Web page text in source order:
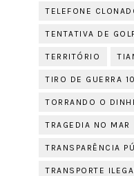
TELEFONE
TENTATIVA DE
TERRITÓRIO
TIRO DE GUERRA
TORRANDO O
TRAGEDIA NO MAR
TRANSPARÊNCIA
TRANSPORTE